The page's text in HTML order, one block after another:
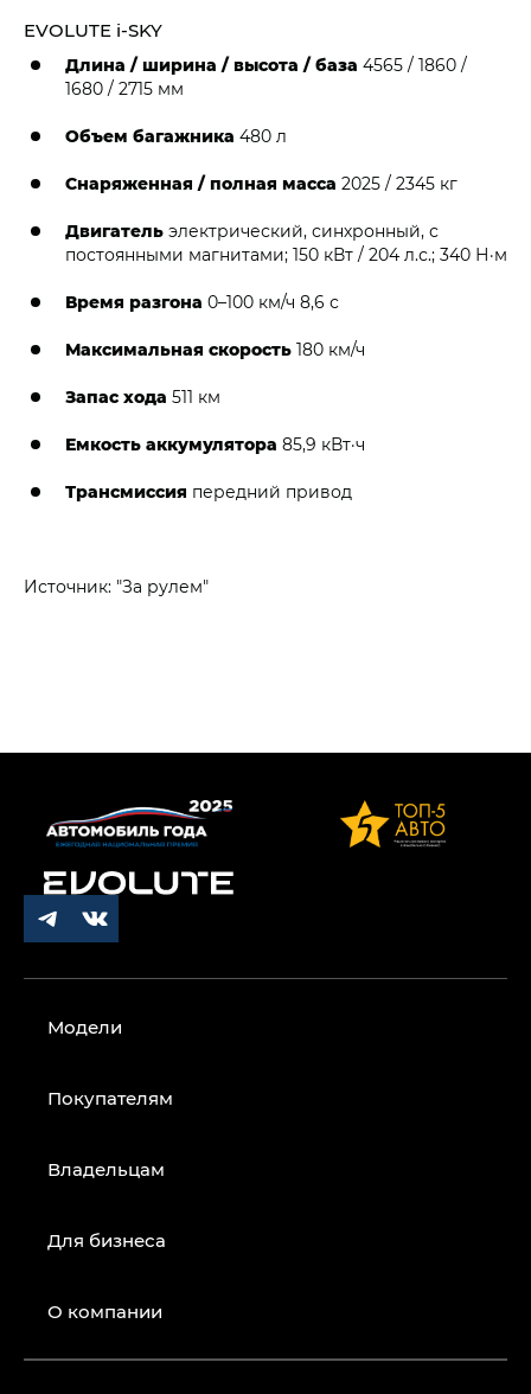
EVOLUTE i‑SKY
Длина / ширина / высота / база 4565 / 1860 /
1680 / 2715 мм
Объем багажника 480 л
Снаряженная / полная масса 2025 / 2345 кг
Двигатель электрический, синхронный, с
постоянными магнитами; 150 кВт / 204 л.с.; 340 Н·м
Время разгона 0–100 км/ч 8,6 с
Максимальная скорость 180 км/ч
Запас хода 511 км
Емкость аккумулятора 85,9 кВт·ч
Трансмиссия передний привод
Источник: "За рулем"
Модели
Покупателям
Владельцам
Для бизнеса
О компании